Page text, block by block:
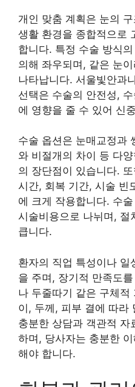
개인 맞춤 계획은 눈의
생활 환경을 종합적으로
합니다. 특정 수술 방식
의해 좌우되며, 같은 눈
나타납니다. 서울빛안과
선택은 수술의 안전성,
에 영향을 줄 수 있어 신
수술 옵션은 눈매교정과
와 비절개의 차이 등 다
의 장단점이 있습니다.
시간, 회복 기간, 시술 빈
에 크게 작용합니다. 수
시술비용으로 나뉘며, 절
큽니다.
환자의 직업 특성이나
을 주며, 장기적 만족도
나 두줄따기 같은 구체적
이, 두께, 피부 결에 따라
충분한 상담과 객관적 자
하며, 당사자는 충분한
해야 합니다.